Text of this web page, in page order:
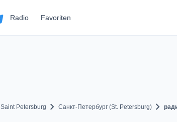
Radio Favoriten
Saint Petersburg chevron_right Санкт-Петербург (St. Petersburg) chevron_right